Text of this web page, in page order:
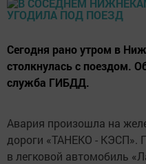
Сегодня рано утром в
столкнулась с поездом.
служба ГИБДД.
Авария произошла на
дороги «ТАНЕКО - КЭСП».
в легковой автомобиль